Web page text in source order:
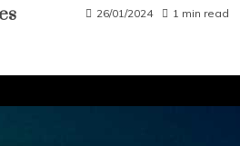
26/01/2024 1 min read